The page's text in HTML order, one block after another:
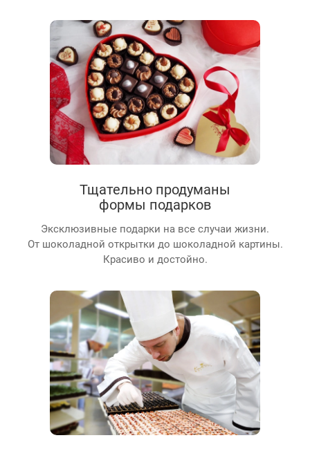
Тщательно продуманы
формы подарков
Эксклюзивные подарки на все случаи жизни.
От шоколадной открытки до шоколадной картины.
Красиво и достойно.